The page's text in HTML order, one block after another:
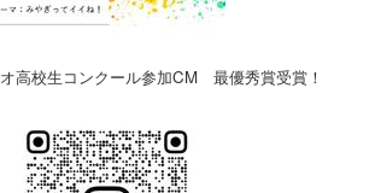
高校生コンクール参加CM 最優秀賞受賞！